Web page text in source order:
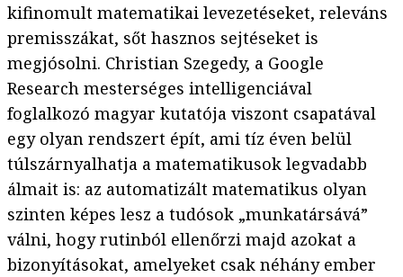
kifinomult matematikai levezetéseket, releváns
premisszákat, sőt hasznos sejtéseket is
megjósolni. Christian Szegedy, a Google
Research mesterséges intelligenciával
foglalkozó magyar kutatója viszont csapatával
egy olyan rendszert épít, ami tíz éven belül
túlszárnyalhatja a matematikusok legvadabb
álmait is: az automatizált matematikus olyan
szinten képes lesz a tudósok „munkatársává”
válni, hogy rutinból ellenőrzi majd azokat a
bizonyításokat, amelyeket csak néhány ember